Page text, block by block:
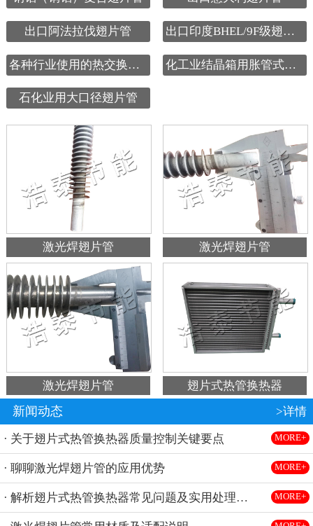
出口阿法拉伐翅片管 出口印度BHEL/9F级翅片管
各种行业使用的热交换设备 化工业结晶箱用胀管式翅片管
石化业用大口径翅片管
激光焊翅片管 激光焊翅片管
激光焊翅片管 翅片式热管换热器
新闻动态 >详情
· 关于翅片式热管换热器质量控制关键要点 MORE+
· 聊聊激光焊翅片管的应用优势 MORE+
· 解析翅片式热管换热器常见问题及实用处理方法 MORE+